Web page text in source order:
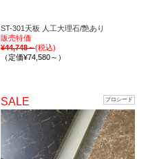
ST-301天板 人工大理石/艶あり
販売特価
¥44,748～(税込)
（定価¥74,580～）
SALE プロシード